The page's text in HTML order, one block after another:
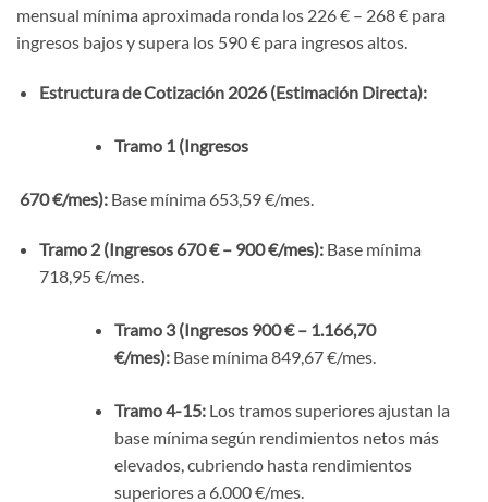
mensual mínima aproximada ronda los 226 € – 268 € para
ingresos bajos y supera los 590 € para ingresos altos.
Estructura de Cotización 2026 (Estimación Directa):
Tramo 1 (Ingresos
670 €/mes): Base mínima 653,59 €/mes.
Tramo 2 (Ingresos 670 € – 900 €/mes):Base mínima
718,95 €/mes.
Tramo 3 (Ingresos 900 € – 1.166,70
€/mes):Base mínima 849,67 €/mes.
Tramo 4-15:Los tramos superiores ajustan la
base mínima según rendimientos netos más
elevados, cubriendo hasta rendimientos
superiores a 6.000 €/mes.